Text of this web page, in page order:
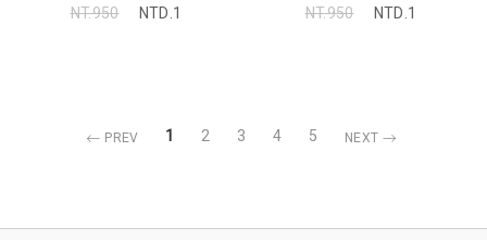
NT.950
NTD.1
NT.950
NTD.1
PREV 1 2 3 4 5 NEXT